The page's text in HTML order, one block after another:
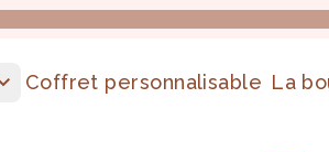
Coffret personnalisable La